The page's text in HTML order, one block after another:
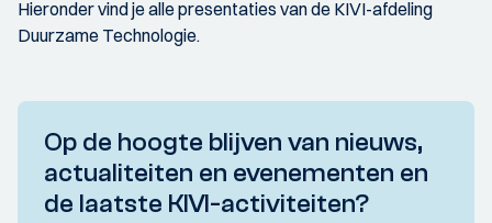
Hieronder vind je alle presentaties van de KIVI-afdeling
Duurzame Technologie.
Op de hoogte blijven van nieuws,
actualiteiten en evenementen en
de laatste KIVI-activiteiten?